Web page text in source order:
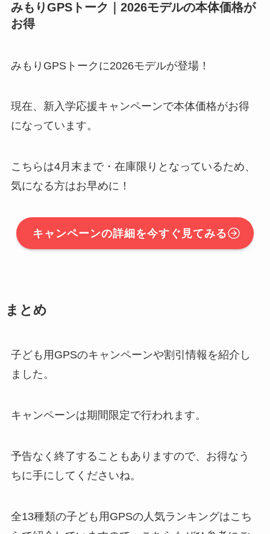
みもりGPSトーク｜2026モデルの本体価格が
お得
みもりGPSトークに2026モデルが登場！
現在、新入学応援キャンペーンで本体価格がお得
になっています。
こちらは4月末まで・在庫限りとなっているため、
気になる方はお早めに！
キャンペーンの詳細を今すぐ見てみる
まとめ
子ども用GPSのキャンペーンや割引情報を紹介し
ました。
キャンペーンは期間限定で行われます。
予告なく終了することもありますので、お得なう
ちに手にしてくださいね。
全13種類の子ども用GPSの人気ランキングはこち